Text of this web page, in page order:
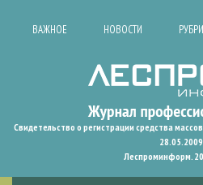
ВАЖНОЕ НОВОСТИ
Свидетельство о регистрации средства
28.05.2009
Леспроминформ.